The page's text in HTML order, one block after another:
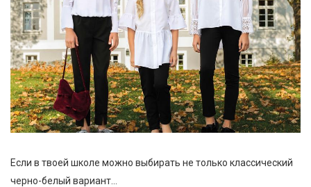
Если в твоей школе можно выбирать не только классический
черно-белый вариант...